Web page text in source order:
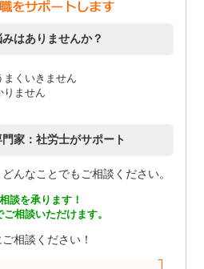
はありませんか？
まくいきません
りません
家：社労士がサポート
んなことでもご相談ください。
談を承ります！
相談いただけます。
相談ください！